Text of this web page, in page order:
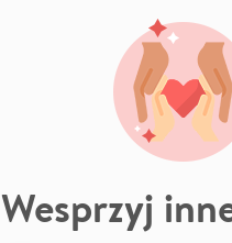
Wesprzyj